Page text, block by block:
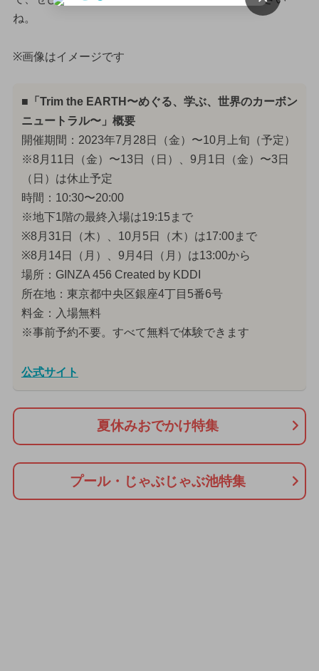
ね。
※画像はイメージです
■「Trim the EARTH〜めぐる、学ぶ、世界のカーボン
ニュートラル〜」概要
開催期間：2023年7月28日（金）〜10月上旬（予定）
※8月11日（金）〜13日（日）、9月1日（金）〜3日
（日）は休止予定
時間：10:30〜20:00
※地下1階の最終入場は19:15まで
※8月31日（木）、10月5日（木）は17:00まで
※8月14日（月）、9月4日（月）は13:00から
場所：GINZA 456 Created by KDDI
所在地：東京都中央区銀座4丁目5番6号
料金：入場無料
※事前予約不要。すべて無料で体験できます
公式サイト
夏休みおでかけ特集
プール・じゃぶじゃぶ池特集